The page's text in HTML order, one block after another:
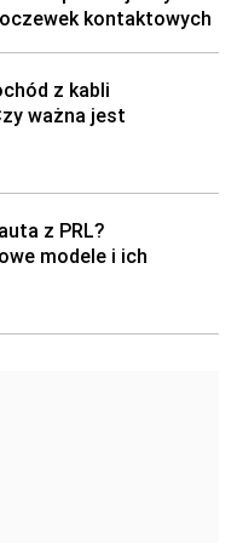
kontaktowych
z kabli
ważna jest
z PRL?
modele i ich